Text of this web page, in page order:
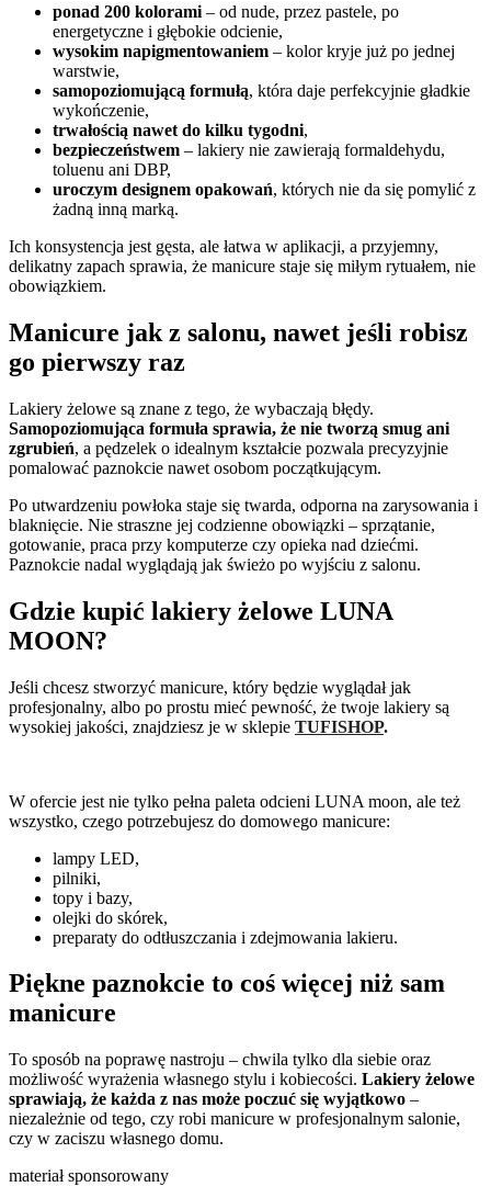
ponad 200 kolorami – od nude, przez pastele, po
energetyczne i głębokie odcienie,
wysokim napigmentowaniem – kolor kryje już po jednej
warstwie,
samopoziomującą formułą, która daje perfekcyjnie gładkie
wykończenie,
trwałością nawet do kilku tygodni,
bezpieczeństwem – lakiery nie zawierają formaldehydu,
toluenu ani DBP,
uroczym designem opakowań, których nie da się pomylić z
żadną inną marką.
Ich konsystencja jest gęsta, ale łatwa w aplikacji, a przyjemny,
delikatny zapach sprawia, że manicure staje się miłym rytuałem, nie
obowiązkiem.
Manicure jak z salonu, nawet jeśli robisz
go pierwszy raz
Lakiery żelowe są znane z tego, że wybaczają błędy.
Samopoziomująca formuła sprawia, że nie tworzą smug ani
zgrubień, a pędzelek o idealnym kształcie pozwala precyzyjnie
pomalować paznokcie nawet osobom początkującym.
Po utwardzeniu powłoka staje się twarda, odporna na zarysowania i
blaknięcie. Nie straszne jej codzienne obowiązki – sprzątanie,
gotowanie, praca przy komputerze czy opieka nad dziećmi.
Paznokcie nadal wyglądają jak świeżo po wyjściu z salonu.
Gdzie kupić lakiery żelowe LUNA
MOON?
Jeśli chcesz stworzyć manicure, który będzie wyglądał jak
profesjonalny, albo po prostu mieć pewność, że twoje lakiery są
wysokiej jakości, znajdziesz je w sklepie TUFISHOP.
W ofercie jest nie tylko pełna paleta odcieni LUNA moon, ale też
wszystko, czego potrzebujesz do domowego manicure:
lampy LED,
pilniki,
topy i bazy,
olejki do skórek,
preparaty do odtłuszczania i zdejmowania lakieru.
Piękne paznokcie to coś więcej niż sam
manicure
To sposób na poprawę nastroju – chwila tylko dla siebie oraz
możliwość wyrażenia własnego stylu i kobiecości. Lakiery żelowe
sprawiają, że każda z nas może poczuć się wyjątkowo –
niezależnie od tego, czy robi manicure w profesjonalnym salonie,
czy w zaciszu własnego domu.
materiał sponsorowany